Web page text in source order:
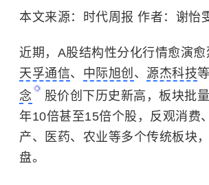
本文来源：时代周报 作者：谢怡
近期，A股结构性分化行情愈演愈
天孚通信、 中际旭创 、 源杰科技
念
股价创下历史新高，板块批
年10倍甚至15倍个股，反观消费
产、医药、农业等多个传统板块
盘。